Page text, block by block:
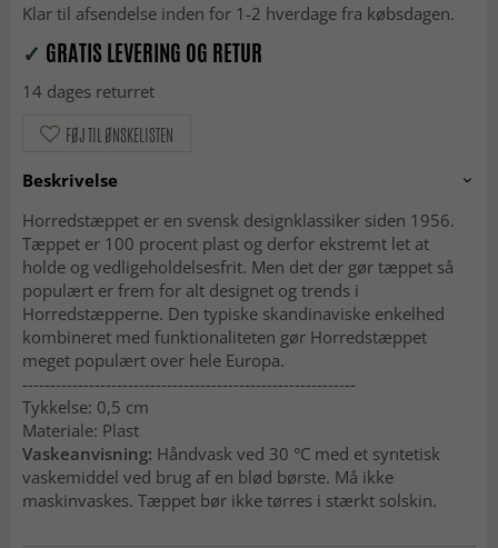
Klar til afsendelse inden for 1-2 hverdage fra købsdagen.
✓ GRATIS LEVERING OG RETUR
14 dages returret
FØJ TIL ØNSKELISTEN
Beskrivelse
Horredstæppet er en svensk designklassiker siden 1956.
Tæppet er 100 procent plast og derfor ekstremt let at
holde og vedligeholdelsesfrit. Men det der gør tæppet så
populært er frem for alt designet og trends i
Horredstæpperne. Den typiske skandinaviske enkelhed
kombineret med funktionaliteten gør Horredstæppet
meget populært over hele Europa.
------------------------------------------------------------
Tykkelse: 0,5 cm
Materiale: Plast
Vaskeanvisning: Håndvask ved 30 °C med et syntetisk
vaskemiddel ved brug af en blød børste. Må ikke
maskinvaskes. Tæppet bør ikke tørres i stærkt solskin.